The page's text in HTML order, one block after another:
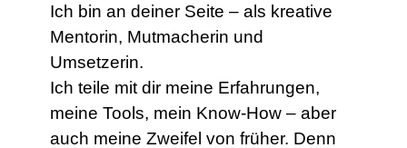
Ich bin an deiner Seite – als kreative
Mentorin, Mutmacherin und
Umsetzerin.
Ich teile mit dir meine Erfahrungen,
meine Tools, mein Know-How – aber
auch meine Zweifel von früher. Denn